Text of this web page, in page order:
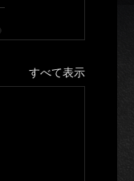
すべて表示